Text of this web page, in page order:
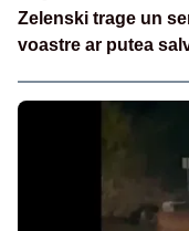
Zelenski trage un
voastre ar putea